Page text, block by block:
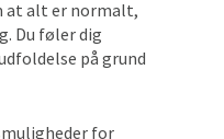
at alt er normalt,
Du føler dig
på grund
for